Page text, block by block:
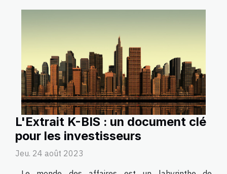
L'Extrait K-BIS : un document clé
pour les investisseurs
Jeu. 24 août 2023